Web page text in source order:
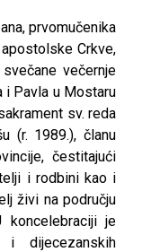
prvomučenika
Crkve,
večernje
i Pavla u Mostaru
sv. reda
(r. 1989.), članu
čestitajući
i rodbini kao i
živi na području
koncelebraciji je
i dijecezanskih